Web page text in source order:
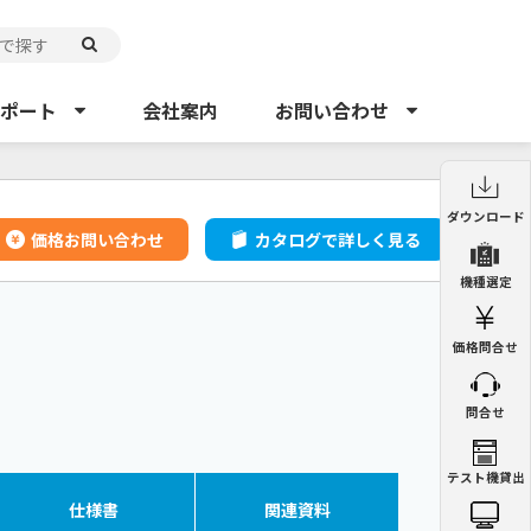
ート 会社案内 お問い合わせ
ダウンロード
ENC 制御盤用クーラー ENH 制御盤用熱交換器
機種選定
ENC 制御盤用クーラー
GME ミストコレクター
価格問合せ
問合せ
テスト機貸出
PAU 精密空調機
価格お問い合わせ カタログで詳しく見る
仕様書 関連資料